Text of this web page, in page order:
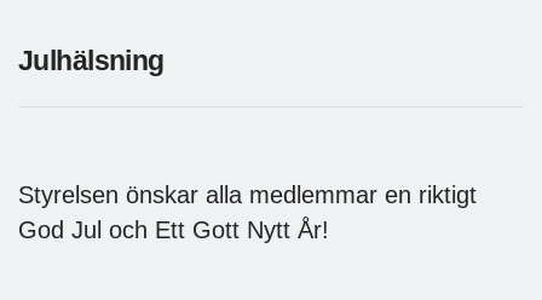
Julhälsning
Styrelsen önskar alla medlemmar en riktigt
God Jul och Ett Gott Nytt År!